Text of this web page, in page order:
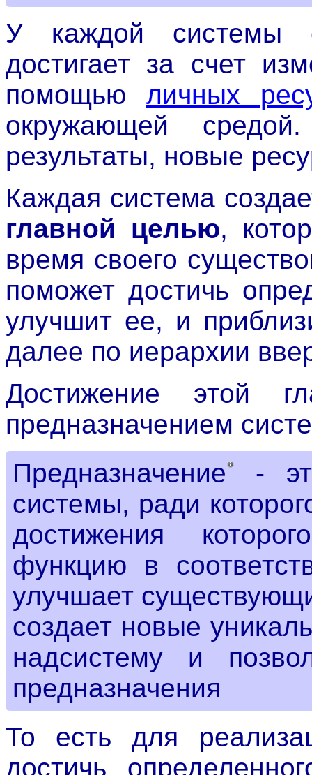
У каждой
достигает за счет
помощью личных
окружающей
результаты, новые
Каждая система
главной целью,
время своего
поможет достичь
улучшит ее, и
далее по иерархии
Достижение этой
предназначением
Предназначение
-
системы, ради
достижения
функцию в
улучшает
создает новые
надсистему и
предназначения
То есть для
достичь